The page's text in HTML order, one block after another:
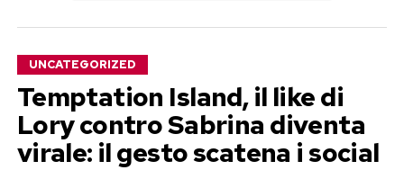
Parole con cui l’avvocata respinge le
ricostruzioni che dipingerebbero Sempio come
una persona problematica, offrendo invece
l’immagine di un uomo capace di costruire e
mantenere rapporti profondi.
UNCATEGORIZED
Temptation Island, il like di
Lory contro Sabrina diventa
virale: il gesto scatena i social